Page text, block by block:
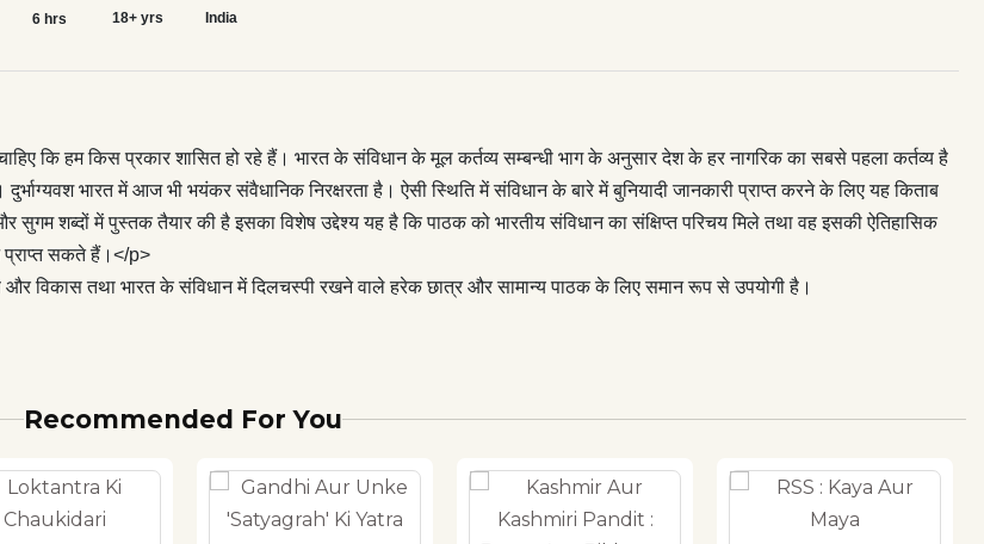
मिले तथा वह इसकी ऐतिहासिक पृष्‍ठभूमि, संविधान निर्माण
6 hrs 18+ yrs India
कि हम किस प्रकार शासित हो रहे हैं। भारत के संविधान के मूल कर्तव्‍य सम्‍बन्‍धी भाग के अनुसार देश के हर नागरिक का सबसे पहला कर्तव्‍य है
भारत में आज भी भयंकर संवैधानिक निरक्षरता है। ऐसी स्थिति में संविधान के बारे में बुनियादी जानकारी प्राप्‍त करने के लिए यह किताब
सुगम शब्‍दों में पुस्‍तक तैयार की है इसका विशेष उद्देश्‍य यह है कि पाठक को भारतीय संविधान का संक्षिप्‍त परिचय मिले तथा वह इसकी ऐतिहासिक
प्राप्‍त सकते हैं।</p>
विकास तथा भारत के संविधान में दिलचस्‍पी रखने वाले हरेक छात्र और सामान्‍य पाठक के लिए समान रूप से उपयोगी है।
Recommended For You